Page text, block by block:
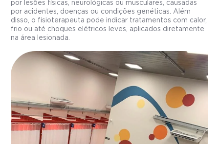
por lesões físicas, neurológicas ou musculares, causadas
por acidentes, doenças ou condições genéticas. Além
disso, o fisioterapeuta pode indicar tratamentos com calor,
frio ou até choques elétricos leves, aplicados diretamente
na área lesionada.